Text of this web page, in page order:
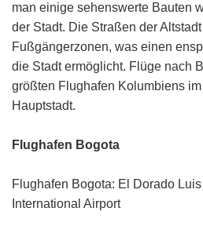
man einige sehenswerte Bauten
der Stadt. Die Straßen der
Fußgängerzonen, was einen
die Stadt ermöglicht. Flüge nach
größten Flughafen Kolumbiens
Hauptstadt.
Flughafen Bogota
Flughafen Bogota: El Dorado
International Airport